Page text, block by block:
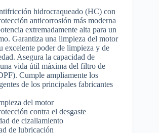
hidrocraqueado (HC) con
anticorrosión más moderna
extremadamente alta para un
Garantiza una limpieza del motor
excelente poder de limpieza y de
Asegura la capacidad de
vida útil máxima del filtro de
Cumple ampliamente los
de los principales fabricantes
del motor
contra el desgaste
de cizallamiento
de lubricación